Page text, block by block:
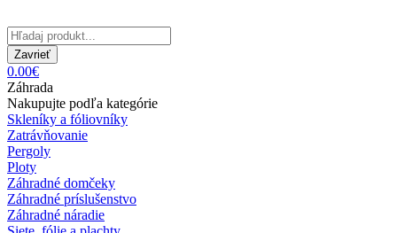
Zavrieť
0.00€
Záhrada
Nakupujte podľa kategórie
Skleníky a fóliovníky
Zatrávňovanie
Pergoly
Ploty
Záhradné domčeky
Záhradné príslušenstvo
Záhradné náradie